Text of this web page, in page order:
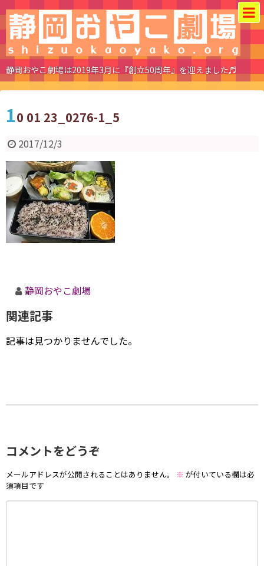
静岡おやこ劇場は2019年3月に『創立50周年』を迎えました♬
10 01 23_0276-1_5
2017/12/3
静岡おやこ劇場
関連記事
記事は見つかりませんでした。
コメントをどうぞ
メールアドレスが公開されることはありません。 ※ が付いている欄は必
須項目です